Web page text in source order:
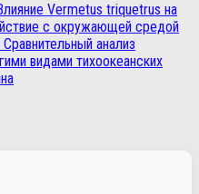
Vermetus triquetrus на
с окружающей средой
Сравнительный анализ
видами тихоокеанских